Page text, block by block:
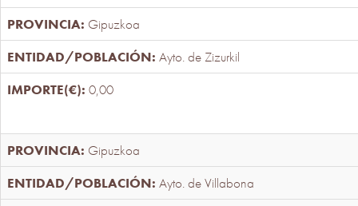
Gipuzkoa
Ayto. de Zizurkil
0,00
Gipuzkoa
Ayto. de Villabona